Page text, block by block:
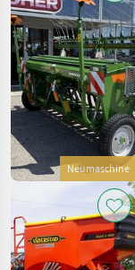
Neumaschine